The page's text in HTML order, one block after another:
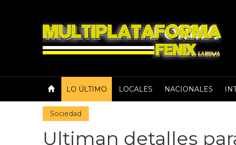
LO ÚLTIMO LOCALES NACIONALES
Sociedad
Ultiman detalles